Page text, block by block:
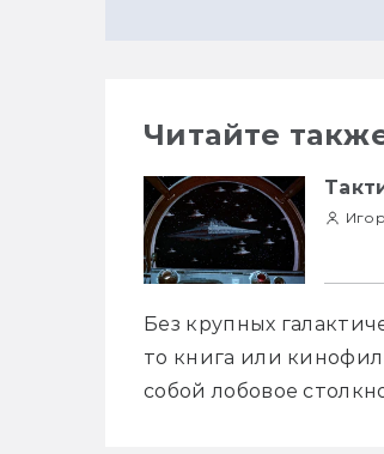
Читайте
Без крупных
то книга или
собой лобовое